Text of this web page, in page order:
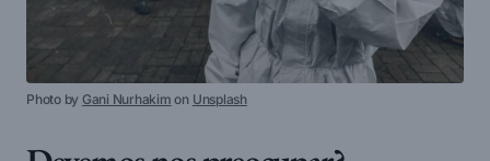
Photo by Gani Nurhakim on Unsplash